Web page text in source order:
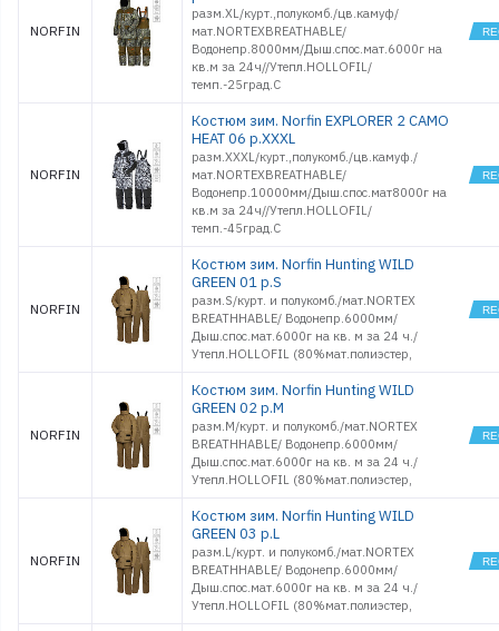
NORFIN
разм.XL/курт.,полукомб./цв.камуф/
мат.NORTEXBREATHABLE/
Водонепр.8000мм/Дыш.спос.мат.6000г на
кв.м за 24ч//Утепл.HOLLOFIL/
темп.-25град.С
NORFIN
Костюм зим. Norfin EXPLORER 2 CAMO
HEAT 06 р.XXXL
разм.XXXL/курт.,полукомб./цв.камуф./
мат.NORTEXBREATHABLE/
Водонепр.10000мм/Дыш.спос.мат8000г на
кв.м за 24ч//Утепл.HOLLOFIL/
темп.-45град.С
NORFIN
Костюм зим. Norfin Hunting WILD
GREEN 01 р.S
разм.S/курт. и полукомб./мат.NORTEX
BREATHHABLE/ Водонепр.6000мм/
Дыш.спос.мат.6000г на кв. м за 24 ч./
Утепл.HOLLOFIL (80%мат.полиэстер,
NORFIN
Костюм зим. Norfin Hunting WILD
GREEN 02 р.M
разм.M/курт. и полукомб./мат.NORTEX
BREATHHABLE/ Водонепр.6000мм/
Дыш.спос.мат.6000г на кв. м за 24 ч./
Утепл.HOLLOFIL (80%мат.полиэстер,
NORFIN
Костюм зим. Norfin Hunting WILD
GREEN 03 р.L
разм.L/курт. и полукомб./мат.NORTEX
BREATHHABLE/ Водонепр.6000мм/
Дыш.спос.мат.6000г на кв. м за 24 ч./
Утепл.HOLLOFIL (80%мат.полиэстер,